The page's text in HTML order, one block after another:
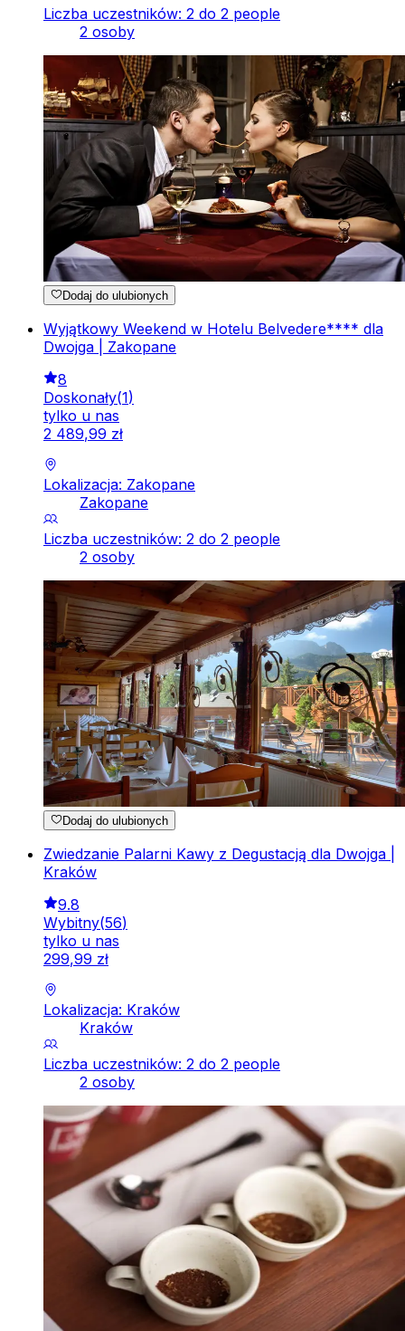
Liczba uczestników: 2 do 2 people
2 osoby
Dodaj do ulubionych
Wyjątkowy Weekend w Hotelu Belvedere**** dla
Dwojga | Zakopane
8
Doskonały(1)
tylko u nas
2 489,99 zł
Lokalizacja: Zakopane
Zakopane
Liczba uczestników: 2 do 2 people
2 osoby
Dodaj do ulubionych
Zwiedzanie Palarni Kawy z Degustacją dla Dwojga |
Kraków
9.8
Wybitny(56)
tylko u nas
299,99 zł
Lokalizacja: Kraków
Kraków
Liczba uczestników: 2 do 2 people
2 osoby